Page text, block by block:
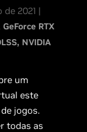
2021 |
GeForce RTX
NVIDIA
um
este
jogos.
todas as